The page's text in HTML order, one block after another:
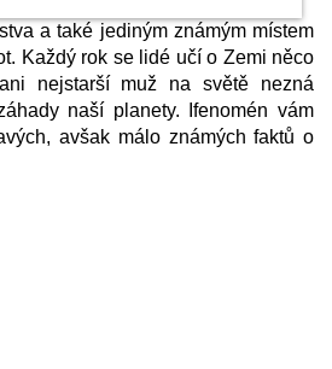
a také jediným známým místem
Každý rok se lidé učí o Zemi něco
nejstarší muž na světě nezná
naší planety. Ifenomén vám
avšak málo známých faktů o